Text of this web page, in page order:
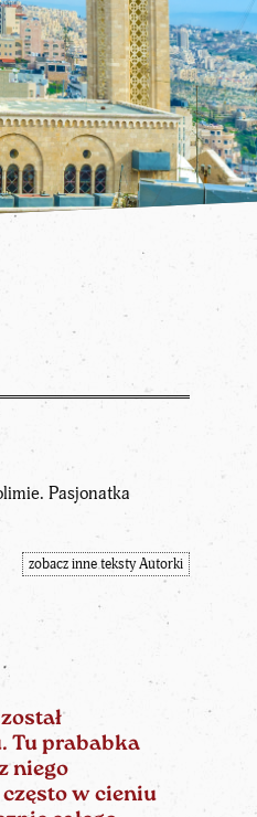
Pasjonatka
zobacz inne teksty Autorki
Tu prababka
niego
w cieniu